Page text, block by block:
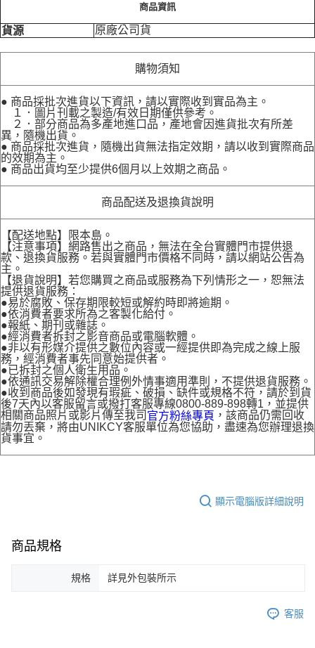
商品資訊
貨源 原廠公司貨
購物須知
● 商品採批次進貨以下資訊，請以實際收到實品為主。
１．圖片刊載之製造/有效日期僅供參考。
２．部分商品為多產地進口品，產地會因進貨批次有所差
異，隨機出貨。
● 商品採批次進貨，隨機出貨無法指定效期，請以收到實際商品
的效期為主。
● 商品出貨均至少提供6個月以上效期之商品。
商品配送及退換貨說明
【配送地點】限本島。
【注意事項】網路售出之商品，無法在全台實體門市提供退
款、退換貨服務。若與實體門市價格不同時，請以網站公告為
主。
【退貨說明】若您購買之商品或服務為下列情形之一，恕無法
提供退貨服務：
●易於腐敗、保存期限較短或解約時即將逾期。
●依消費者要求所為之客製化給付。
●報紙、期刊或雜誌。
●經消費者拆封之影音商品或電腦軟體。
●非以有形媒介提供之數位內容或一經提供即為完成之線上服
務，經消費者事先同意始提供者。
●已拆封之個人衛生用品。
●依通訊交易解除權合理例外情事適用準則，不提供退貨服務。
●收到商品後如發現有瑕疵、破損、缺件或規格不符，請於到貨
後7天內以客服留言或撥打客服專線0800-889-898轉1，並提供
相關商品照片或影片傳至我司 官方粉絲專頁 ，該商品仍需回收
請勿丟棄，將由UNIKCY客服單位為您協助，盡速為您辦理退換
貨事宜。
顯示電腦版詳細說明
商品規格
規格 詳見外包裝所示
客服